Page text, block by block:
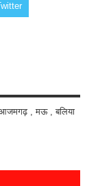
, मऊ , बलिया